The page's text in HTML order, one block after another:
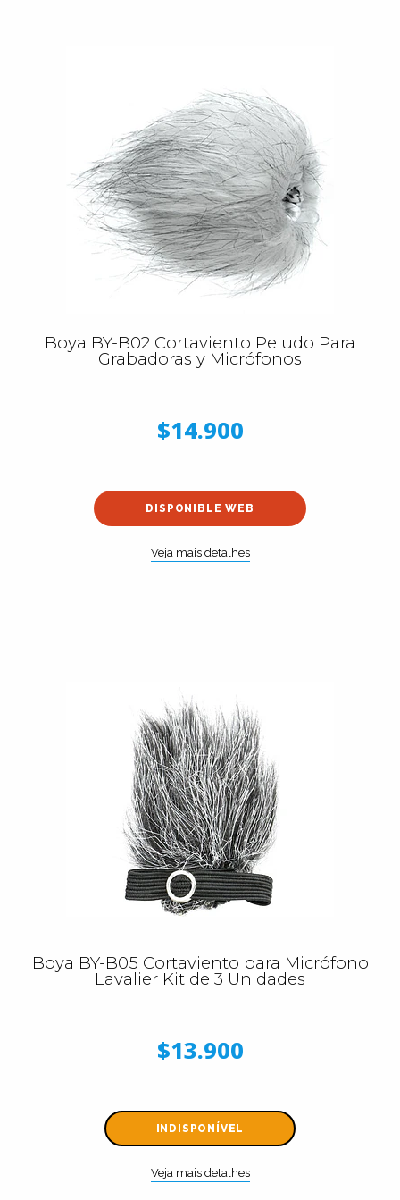
Boya BY-B02 Cortaviento Peludo Para
Grabadoras y Micrófonos
$14.900
DISPONIBLE WEB
Veja mais detalhes
Boya BY-B05 Cortaviento para Micrófono
Lavalier Kit de 3 Unidades
$13.900
INDISPONÍVEL
Veja mais detalhes